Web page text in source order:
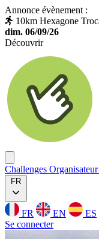
Annonce évènement :
10km Hexagone
dim. 06/09/26
Découvrir
Challenges Organisateur
FR
FR EN
ES
Se connecter